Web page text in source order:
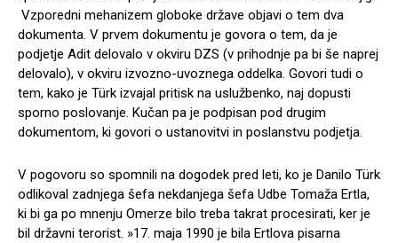
Vzporedni mehanizem globoke države objavi o tem dva
dokumenta. V prvem dokumentu je govora o tem, da je
podjetje Adit delovalo v okviru DZS (v prihodnje pa bi še naprej
delovalo), v okviru izvozno-uvoznega oddelka. Govori tudi o
tem, kako je Türk izvajal pritisk na uslužbenko, naj dopusti
sporno poslovanje. Kučan pa je podpisan pod drugim
dokumentom, ki govori o ustanovitvi in poslanstvu podjetja.
V pogovoru so spomnili na dogodek pred leti, ko je Danilo Türk
odlikoval zadnjega šefa nekdanjega šefa Udbe Tomaža Ertla,
ki bi ga po mnenju Omerze bilo treba takrat procesirati, ker je
bil državni terorist. »17. maja 1990 je bila Ertlova pisarna